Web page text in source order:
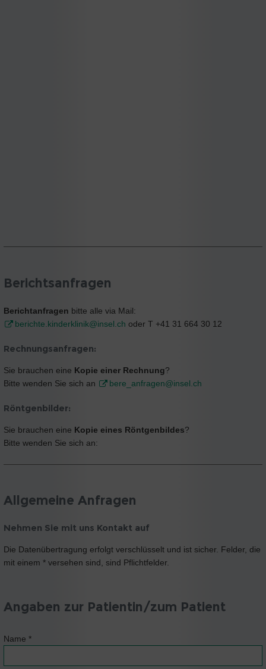
Berichtsanfragen
Berichtanfragen bitte alle via Mail:
berichte.kinderklinik@insel.ch oder T +41 31 664 30 12
Rechnungsanfragen:
Sie brauchen eine Kopie einer Rechnung?
Bitte wenden Sie sich an
bere_anfragen@insel.ch
Röntgenbilder:
Sie brauchen eine Kopie eines Röntgenbildes?
Bitte wenden Sie sich an:
Allgemeine Anfragen
Nehmen Sie mit uns Kontakt auf
Die Datenübertragung erfolgt verschlüsselt und ist sicher. Felder, die
mit einem * versehen sind, sind Pflichtfelder.
Angaben zur Patientin/zum Patient
Name *